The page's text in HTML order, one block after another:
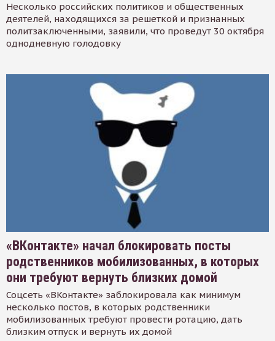
Несколько российских политиков и общественных
деятелей, находящихся за решеткой и признанных
политзаключенными, заявили, что проведут 30 октября
однодневную голодовку
«ВКонтакте» начал блокировать посты
родственников мобилизованных, в которых
они требуют вернуть близких домой
Соцсеть «ВКонтакте» заблокировала как минимум
несколько постов, в которых родственники
мобилизованных требуют провести ротацию, дать
близким отпуск и вернуть их домой